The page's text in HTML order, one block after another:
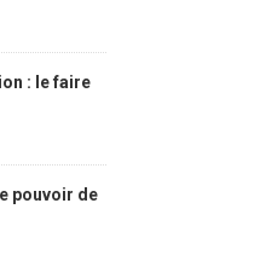
: le faire
pouvoir de